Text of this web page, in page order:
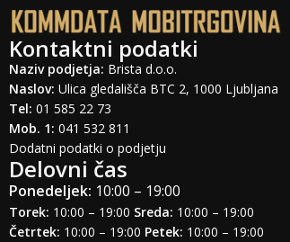
Kontaktni podatki
Naziv podjetja: Brista d.o.o.
Naslov: Ulica gledališča BTC 2, 1000 Ljubljana
Tel: 01 585 22 73
Mob. 1: 041 532 811
Dodatni podatki o podjetju
Delovni čas
Ponedeljek: 10:00 – 19:00
Torek: 10:00 – 19:00 Sreda: 10:00 – 19:00
Četrtek: 10:00 – 19:00 Petek: 10:00 – 19:00